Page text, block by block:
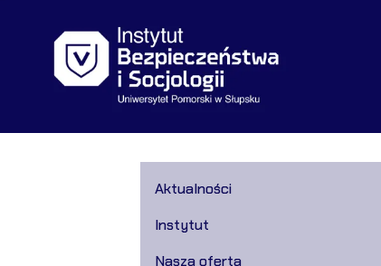
Aktualności
Instytut
Nasza oferta